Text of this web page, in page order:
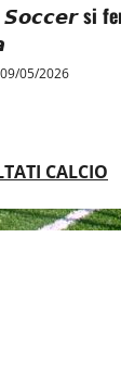
si
09/05/2026
CALCIO